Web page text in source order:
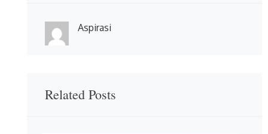
Aspirasi
Related Posts